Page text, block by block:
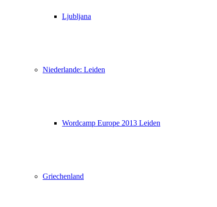
Ljubljana
Niederlande: Leiden
Wordcamp Europe 2013 Leiden
Griechenland